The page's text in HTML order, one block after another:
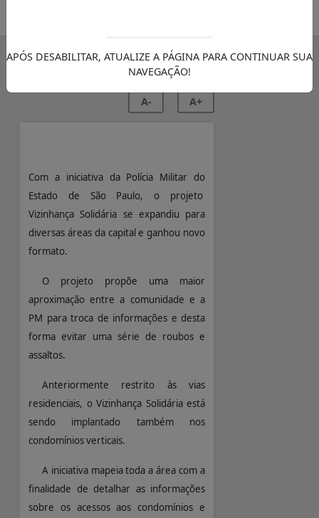
A- A+
Com a iniciativa da Polícia Militar do
Estado de São Paulo, o projeto
Vizinhança Solidária se expandiu para
diversas áreas da capital e ganhou novo
formato.
O projeto propõe uma maior
aproximação entre a comunidade e a
PM para troca de informações e desta
forma evitar uma série de roubos e
assaltos.
Anteriormente restrito às vias
residenciais, o Vizinhança Solidária está
sendo implantado também nos
condomínios verticais.
A iniciativa mapeia toda a área com a
finalidade de detalhar as informações
sobre os acessos aos condomínios e
APÓS DESABILITAR, ATUALIZE A PÁGINA PARA CONTINUAR SUA
NAVEGAÇÃO!